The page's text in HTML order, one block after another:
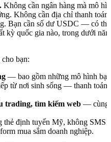
Không cần ngân hàng mà mô
Không cần địa chỉ thanh toán
Bạn cần số dư USDC — có
kỳ quốc gia nào, trong dưới năm
bạn:
— bao gồm những mô hình bạn
từ nơi sinh sống — thanh toán
trading, tìm kiếm web — cùng
thẻ định tuyến Mỹ, không SMS
mua sắm doanh nghiệp.